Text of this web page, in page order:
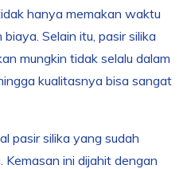
hanya memakan waktu
Selain itu, pasir silika
mungkin tidak selalu dalam
kualitasnya bisa sangat
pasir silika yang sudah
Kemasan ini dijahit dengan